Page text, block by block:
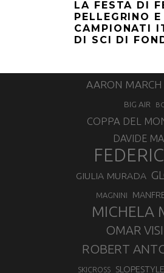
LA FESTA DI
PELLEGRINO E
CAMPIONATI
DI SCI DI
AARON MARCH
BIG AIR
COPPA DEL
DAVIDE
GIULIA MURADA
MAGNINI
MICHELA
OMAR
ROBERT
SKICROSS SLOPESTYLE